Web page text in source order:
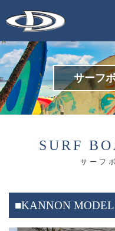
サーフ
SURF
サーフ
■KANNON